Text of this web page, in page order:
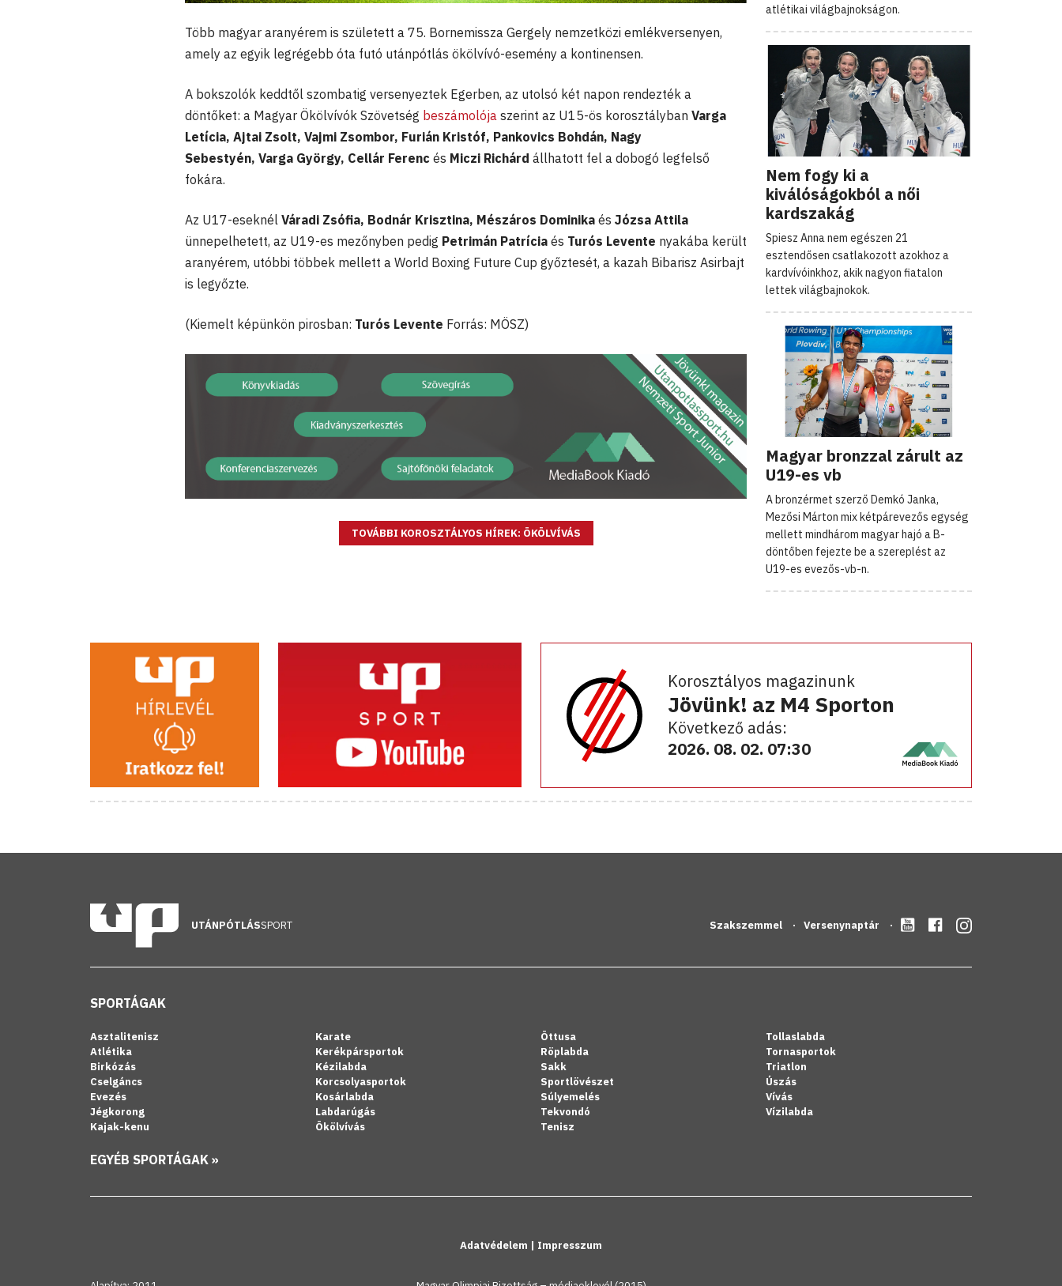
Több magyar aranyérem is született a 75. Bornemissza Gergely nemzetközi emlékversenyen,
amely az egyik legrégebb óta futó utánpótlás ökölvívó-esemény a kontinensen.
A bokszolók keddtől szombatig versenyeztek Egerben, az utolsó két napon rendezték a
döntőket: a Magyar Ökölvívók Szövetség beszámolója szerint az U15-ös korosztályban Varga
Letícia, Ajtai Zsolt, Vajmi Zsombor, Furián Kristóf, Pankovics Bohdán, Nagy
Sebestyén, Varga György, Cellár Ferenc és Miczi Richárd állhatott fel a dobogó legfelső
fokára.
Az U17-eseknél Váradi Zsófia, Bodnár Krisztina, Mészáros Dominika és Józsa Attila
ünnepelhetett, az U19-es mezőnyben pedig Petrimán Patrícia és Turós Levente nyakába került
aranyérem, utóbbi többek mellett a World Boxing Future Cup győztesét, a kazah Bibarisz Asirbajt
is legyőzte.
(Kiemelt képünkön pirosban: Turós Levente Forrás: MÖSZ)
TOVÁBBI KOROSZTÁLYOS HÍREK: ÖKÖLVÍVÁS
atlétikai világbajnokságon.
Nem fogy ki a
kiválóságokból a női
kardszakág
Spiesz Anna nem egészen 21
esztendősen csatlakozott azokhoz a
kardvívóinkhoz, akik nagyon fiatalon
lettek világbajnokok.
Magyar bronzzal zárult az
U19-es vb
A bronzérmet szerző Demkó Janka,
Mezősi Márton mix kétpárevezős egység
mellett mindhárom magyar hajó a B-
döntőben fejezte be a szereplést az
U19-es evezős-vb-n.
Korosztályos magazinunk
Jövünk! az M4 Sporton
Következő adás:
2026. 08. 02. 07:30
UTÁNPÓTLÁSSPORT Szakszemmel Versenynaptár
SPORTÁGAK
Asztalitenisz
Atlétika
Birkózás
Cselgáncs
Evezés
Jégkorong
Kajak-kenu
Karate
Kerékpársportok
Kézilabda
Korcsolyasportok
Kosárlabda
Labdarúgás
Ökölvívás
Öttusa
Röplabda
Sakk
Sportlövészet
Súlyemelés
Tekvondó
Tenisz
Tollaslabda
Tornasportok
Triatlon
Úszás
Vívás
Vízilabda
EGYÉB SPORTÁGAK »
Adatvédelem | Impresszum